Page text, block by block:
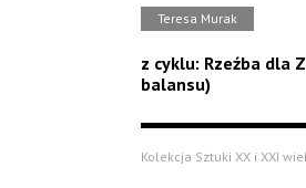
Teresa Murak
z cyklu: Rzeźba dla
balansu)
Kolekcja Sztuki XX i XXI